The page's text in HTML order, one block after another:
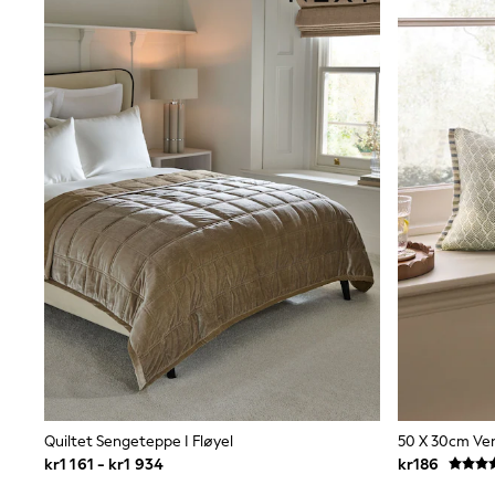
Joggers
Shirts
Trousers & Chinos
Tops
Babygrows & Sleepsuits
Bodysuits & Vests
Nightwear & Pyjamas
Shorts
Swimwear
Suits & Waistcoats
Shop All Footwear
New In
Sandals & Clogs
Trainers
Pram Shoes
School Shoes
Slippers
Boots
Wellies
Wide Fit
All Holiday Shop
Quiltet Sengeteppe I Fløyel
kr1 161 - kr1 934
50 X 30cm
kr186